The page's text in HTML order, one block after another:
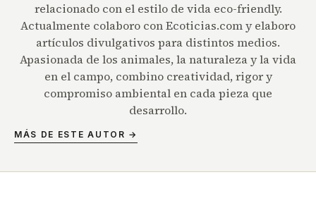
relacionado con el estilo de vida eco-friendly.
Actualmente colaboro con Ecoticias.com y elaboro
artículos divulgativos para distintos medios.
Apasionada de los animales, la naturaleza y la vida
en el campo, combino creatividad, rigor y
compromiso ambiental en cada pieza que
desarrollo.
MÁS DE ESTE AUTOR →